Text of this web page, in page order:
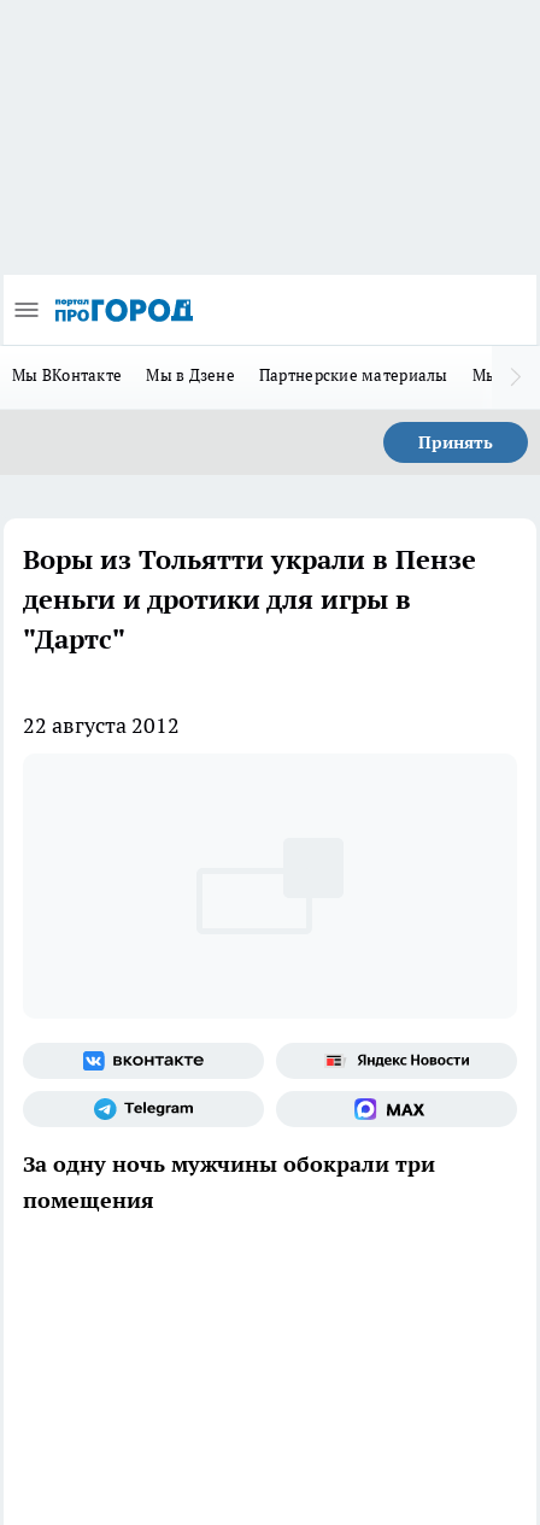
Мы ВКонтакте Мы в Дзене Партнерские материалы Мы в
Принять
Воры из Тольятти украли в Пензе
деньги и дротики для игры в
"Дартс"
22 августа 2012
За одну ночь мужчины обокрали три
помещения